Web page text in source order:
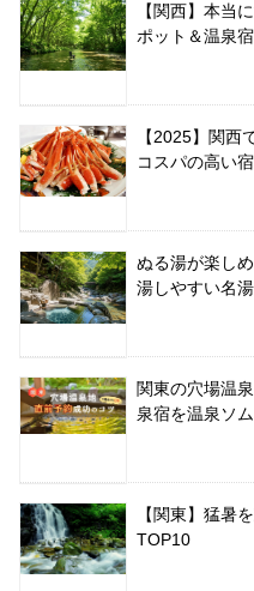
【関西】本当
ポット＆温泉宿
【2025】関西
コスパの高い
ぬる湯が楽し
湯しやすい名
関東の穴場温
泉宿を温泉ソ
【関東】猛暑
TOP10